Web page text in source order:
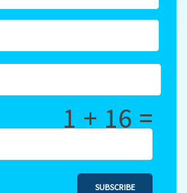
1 + 16 =
SUBSCRIBE